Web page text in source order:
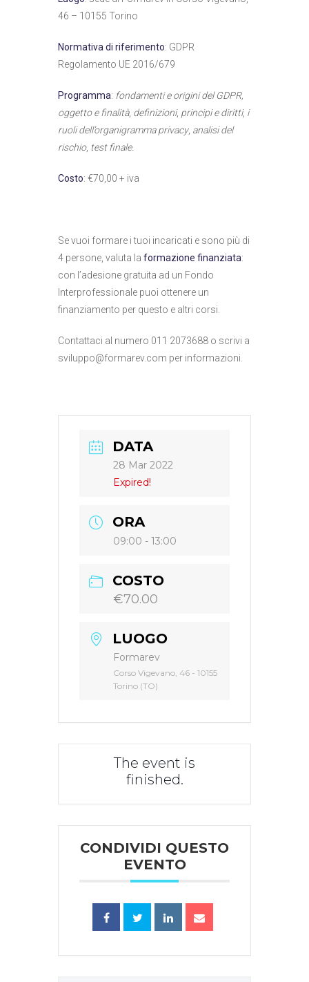
46 – 10155 Torino
Normativa di riferimento: GDPR
Regolamento UE 2016/679
Programma: fondamenti e origini del GDPR,
oggetto e finalità, definizioni, principi e diritti, i
ruoli dell’organigramma privacy, analisi del
rischio, test finale.
Costo: €70,00 + iva
Se vuoi formare i tuoi incaricati e sono più di
4 persone, valuta la formazione finanziata:
con l’adesione gratuita ad un Fondo
Interprofessionale puoi ottenere un
finanziamento per questo e altri corsi.
Contattaci al numero 011 2073688 o scrivi a
sviluppo@formarev.com per informazioni.
DATA
28 Mar 2022
Expired!
ORA
09:00 - 13:00
COSTO
€70.00
LUOGO
Formarev
Corso Vigevano, 46 - 10155
Torino (TO)
The event is
finished.
CONDIVIDI QUESTO
EVENTO